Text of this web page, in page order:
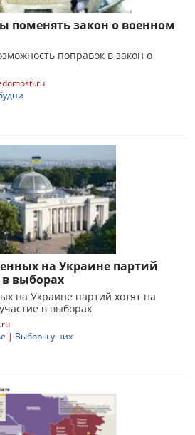
поменять закон о военном
поправок в закон о
на Украине партий
выборах
на Украине партий хотят на
в выборах
| Выборы у них